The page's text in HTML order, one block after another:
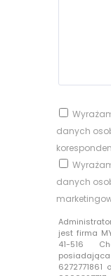
danych
danych
jest firma
41-516
posiadająca